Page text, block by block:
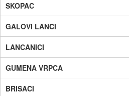
SKOPAC
GALOVI LANCI
LANCANICI
GUMENA VRPCA
BRISACI